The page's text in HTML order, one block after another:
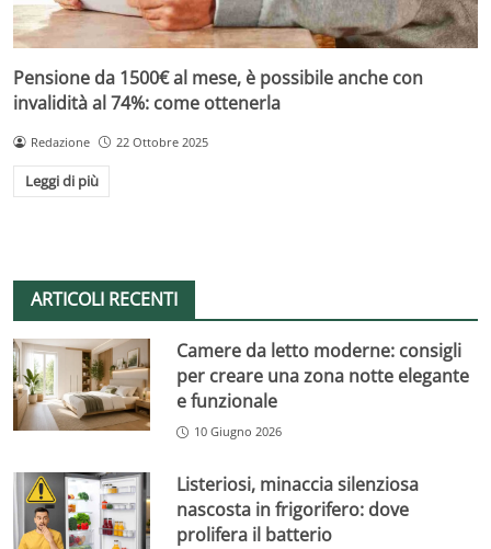
Pensione da 1500€ al mese, è possibile anche con
invalidità al 74%: come ottenerla
Redazione 22 Ottobre 2025
Leggi di più
ARTICOLI RECENTI
Camere da letto moderne: consigli
per creare una zona notte elegante
e funzionale
10 Giugno 2026
Listeriosi, minaccia silenziosa
nascosta in frigorifero: dove
prolifera il batterio